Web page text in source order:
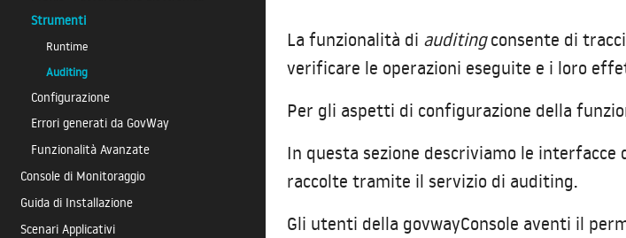
Strumenti
Runtime
Auditing
Configurazione
Errori generati da GovWay
Funzionalità Avanzate
Console di Monitoraggio
Guida di Installazione
Scenari Applicativi
La funzionalità di auditingconsente di
verificare le operazioni eseguite e i loro
Per gli aspetti di configurazione della
In questa sezione descriviamo le
raccolte tramite il servizio di auditing.
Gli utenti della govwayConsole aventi il